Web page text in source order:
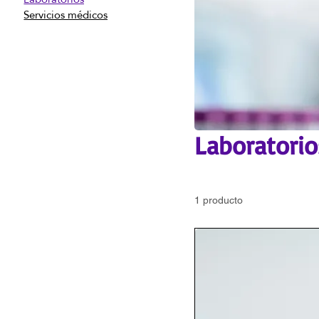
Servicios médicos
1 producto